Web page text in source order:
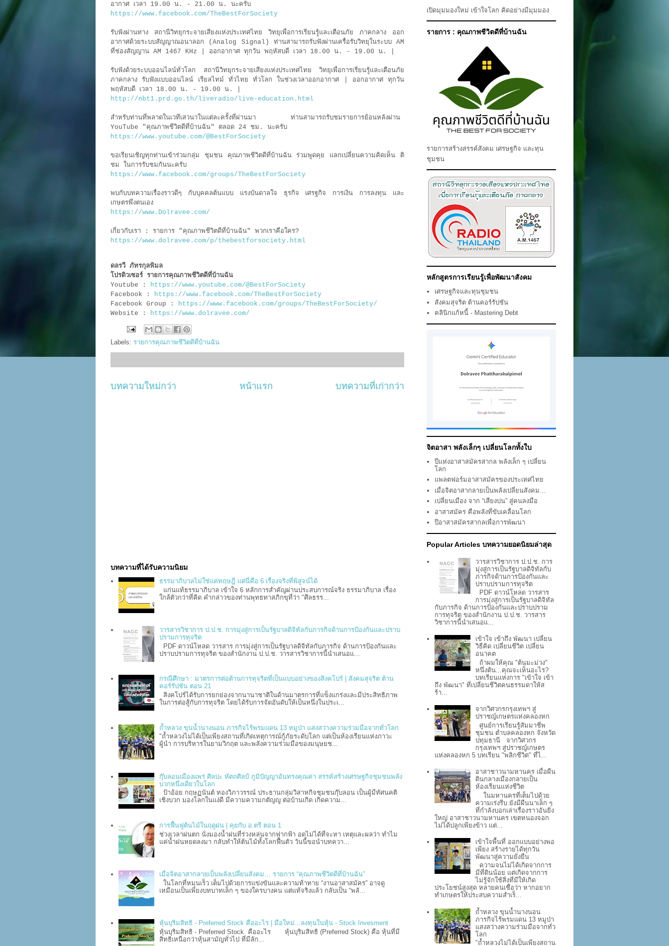
อากาศ เวลา 19.00 น. - 21.00 น. นะครับ
https://www.facebook.com/TheBestForSociety
รับฟังผ่านทาง สถานีวิทยุกระจายเสียงแห่งประเทศไทย วิทยุเพื่อการเรียนรู้และเตือนภัย ภาคกลาง ออก
อากาศด้วยระบบสัญญาณอนาลอก (Analog Signal) ท่านสามารถรับฟังผ่านเครื่อรับวิทยุในระบบ AM
ที่ช่องสัญญาน AM 1467 KHz | ออกอากาศ ทุกวัน พฤหัสบดี เวลา 18.00 น. - 19.00 น. |
รับฟังด้วยระบบออนไลน์ทั่วโลก สถานีวิทยุกระจายเสียงแห่งประเทศไทย วิทยุเพื่อการเรียนรู้และเตือนภัย
ภาคกลาง รับฟังแบบออนไลน์ เรียลไทม์ ทั่วไทย ทั่วโลก ในช่วงเวลาออกอากาศ | ออกอากาศ ทุกวัน
พฤหัสบดี เวลา 18.00 น. - 19.00 น. |
http://nbt1.prd.go.th/liveradio/live-education.html
สำหรับท่านที่พลาดในเวทีเสวนาในแต่ละครั้งที่ผ่านมา ท่านสามารถรับชมรายการย้อนหลังผ่าน
YouTube "คุณภาพชีวิตดีที่บ้านฉัน" ตลอด 24 ชม. นะครับ
https://www.youtube.com/@BestForSociety
ขอเรียนเชิญทุกท่านเข้าร่วมกลุ่ม ชุมชน คุณภาพชีวิตดีที่บ้านฉัน ร่วมพูดคุย แลกเปลี่ยนความคิดเห็น ติ
ชม ในการรับชมกันนะครับ
https://www.facebook.com/groups/TheBestForSociety
พบกับบทความเรื่องราวดีๆ กับบุคคลต้นแบบ แรงบันดาลใจ ธุรกิจ เศรฐกิจ การเงิน การลงทุน และ
เกษตรพึ่งตนเอง
https://www.Dolravee.com/
เกี่ยวกับเรา : รายการ "คุณภาพชีวิตดีที่บ้านฉัน" พวกเราคือใคร?
https://www.dolravee.com/p/thebestforsociety.html
ดลรวี ภัทรกุลพิมล
โปรดิวเซอร์ รายการคุณภาพชีวิตดีที่บ้านฉัน
Youtube : https://www.youtube.com/@BestForSociety
Facebook : https://www.facebook.com/TheBestForSociety
Facebook Group : https://www.facebook.com/groups/TheBestForSociety/
Website : https://www.dolravee.com/
Labels: รายการคุณภาพชีวิตดีที่บ้านฉัน
บทความใหม่กว่า บทความที่เก่ากว่า
หน้าแรก
บทความที่ได้รับความนิยม
ธรรมาภิบาลไม่ใช่แค่ทฤษฎี แต่นี่คือ 6 เรื่องจริงที่พิสูจน์ได้
แก่นแท้ธรรมาภิบาล เข้าใจ 6 หลักการสำคัญผ่านประสบการณ์จริง ธรรมาภิบาล เรื่อง
ใกล้ตัวกว่าที่คิด คำกล่าวของท่านพุทธทาสภิกขุที่ว่า "ศีลธรร...
วารสารวิชาการ ป.ป.ช. การมุ่งสู่การเป็นรัฐบาลดิจิทัลกับภารกิจด้านการป้องกันและปราบ
ปรามการทุจริต
PDF ดาวน์โหลด วารสาร การมุ่งสู่การเป็นรัฐบาลดิจิทัลกับภารกิจ ด้านการป้องกันและ
ปราบปรามการทุจริต ของสำนักงาน ป.ป.ช. วารสารวิชาการนี้นำเสนอแ...
กรณีศึกษา : มาตรการต่อต้านการทุจริตที่เป็นแบบอย่างของสิงคโปร์ | สังคมสุจริต ต้าน
คอร์รัปชัน ตอน 21
สิงคโปร์ได้รับการยกย่องจากนานาชาติในด้านมาตรการที่แข็งแกร่งและมีประสิทธิภาพ
ในการต่อสู้กับการทุจริต โดยได้รับการจัดอันดับให้เป็นหนึ่งในประเ...
ถ้ำหลวง ขุนน้ำนางนอน ภารกิจไร้พรมแดน 13 หมูป่า แสงสว่างความร่วมมือจากทั่วโลก
"ถ้ำหลวงไม่ได้เป็นเพียงสถานที่เกิดเหตุการณ์กู้ภัยระดับโลก แต่เป็นห้องเรียนแห่งภาวะ
ผู้นำ การบริหารในยามวิกฤต และพลังความร่วมมือของมนุษยช...
กุ๊บลอนเมืองแพร่ ศิลปะ หัตถศิลป์ ภูมิปัญญาอันทรงคุณค่า สรรค์สร้างเศรษฐกิจชุมชนพลัง
บวกหนึ่งเดียวในโลก
ป้าอ้อย กฤษฏนันต์ ทองวิภาวรรณ์ ประธานกลุ่มวิสาหกิจชุมชนกุ๊บลอน เป็นผู้มีทัศนคติ
เชิงบวก มองโลกในแง่ดี มีความความกตัญญู ต่อบ้านเกิด เกิดความ...
การฟื้นฟูต้นไม้ในฤดูฝน | คุยกับ อ.ตรี ตอน 1
ช่วงเวลาฝนตก นั่งมองน้ำฝนที่ร่วงหล่นจากฟากฟ้า อดไม่ได้ที่จะหา เหตุและผลว่า ทำไม
แค่น้ำฝนหยดลงมา กลับทำให้ต้นไม้ทั้งโลกฟื้นตัว วันนี้ขอนำบทควา...
เมื่อจิตอาสากลายเป็นพลังเปลี่ยนสังคม… รายการ “คุณภาพชีวิตดีที่บ้านฉัน”
ในโลกที่หมุนเร็ว เต็มไปด้วยการแข่งขันและความท้าทาย “งานอาสาสมัคร” อาจดู
เหมือนเป็นเพียงบทบาทเล็ก ๆ ของใครบางคน แต่แท้จริงแล้ว กลับเป็น “พลั...
หุ้นบุริมสิทธิ - Preferred Stock คืออะไร | มือใหม่...ลงทุนในหุ้น - Stock Invesment
หุ้นบุริมสิทธิ - Preferred Stock คืออะไร หุ้นบุริมสิทธิ (Preferred Stock) คือ หุ้นที่มี
สิทธิเหนือกว่าหุ้นสามัญทั่วไป ที่มีลัก...
เปิดมุมมองใหม่ เข้าใจโลก คิดอย่างมีมุมมอง
รายการ : คุณภาพชีวิตดีที่บ้านฉัน
รายการสร้างสรรค์สังคม เศรษฐกิจ และทุน
ชุมชน
หลักสูตรการเรียนรู้เพื่อพัฒนาสังคม
เศรษฐกิจและทุนชุมชน
สังคมสุจริต ต้านคอร์รัปชัน
คลินิกแก้หนี้ - Mastering Debt
จิตอาสา พลังเล็กๆ เปลี่ยนโลกทั้งใบ
ปีแห่งอาสาสมัครสากล พลังเล็ก ๆ เปลี่ยน
โลก
แพลตฟอร์มอาสาสมัครของประเทศไทย
เมื่อจิตอาสากลายเป็นพลังเปลี่ยนสังคม…
เปลี่ยนเมือง จาก “เสียงบ่น” สู่คนลงมือ
อาสาสมัคร คือพลังที่ขับเคลื่อนโลก
ปีอาสาสมัครสากลเพื่อการพัฒนา
Popular Articles บทความยอดนิยมล่าสุด
วารสารวิชาการ ป.ป.ช. การ
มุ่งสู่การเป็นรัฐบาลดิจิทัลกับ
ภารกิจด้านการป้องกันและ
ปราบปรามการทุจริต
PDF ดาวน์โหลด วารสาร
การมุ่งสู่การเป็นรัฐบาลดิจิทัล
กับภารกิจ ด้านการป้องกันและปราบปราม
การทุจริต ของสำนักงาน ป.ป.ช. วารสาร
วิชาการนี้นำเสนอแ...
เข้าใจ เข้าถึง พัฒนา เปลี่ยน
วิธีคิด เปลี่ยนชีวิต เปลี่ยน
อนาคต
ถ้าผมให้คุณ "ต้นมะม่วง"
หนึ่งต้น...คุณจะเห็นอะไร?
บทเรียนแห่งการ "เข้าใจ เข้า
ถึง พัฒนา" ที่เปลี่ยนชีวิตคนธรรมดาให้ส
ร้า...
จากวิศวกรกรุงเทพฯ สู่
ปราชญ์เกษตรแห่งคลองหก
ศูนย์การเรียนรู้สัมมาชีพ
ชุมชน ตำบลคลองหก จังหวัด
ปทุมธานี จากวิศวกร
กรุงเทพฯ สู่ปราชญ์เกษตร
แห่งคลองหก 5 บทเรียน "พลิกชีวิต" ที่ไ...
อาสาชาวนามหานคร เมื่อผืน
ดินกลางเมืองกลายเป็น
ห้องเรียนแห่งชีวิต
ในมหานครที่เต็มไปด้วย
ความเร่งรีบ ยังมีผืนนาเล็ก ๆ
ที่กำลังบอกเล่าเรื่องราวอันยิ่ง
ใหญ่ อาสาชาวนามหานคร เขตหนองจอก
ไม่ได้ปลูกเพียงข้าว แต่...
เข้าใจพื้นที่ ออกแบบอย่างพอ
เพียง สร้างรายได้ทุกวัน
พัฒนาสู่ความยั่งยืน
ความจนไม่ได้เกิดจากการ
มีที่ดินน้อย แต่เกิดจากการ
ไม่รู้จักใช้สิ่งที่มีให้เกิด
ประโยชน์สูงสุด หลายคนเชื่อว่า หากอยาก
ทำเกษตรให้ประสบความสำเร็...
ถ้ำหลวง ขุนน้ำนางนอน
ภารกิจไร้พรมแดน 13 หมูป่า
แสงสว่างความร่วมมือจากทั่ว
โลก
"ถ้ำหลวงไม่ได้เป็นเพียงสถาน